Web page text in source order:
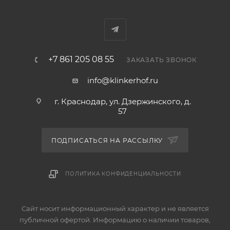
+7 861 205 08 55 ЗАКАЗАТЬ ЗВОНОК
info@klinkerhof.ru
г. Краснодар, ул. Дзержинского, д.
57
ПОДПИСАТЬСЯ НА РАССЫЛКУ
ПОЛИТИКА КОНФИДЕНЦИАЛЬНОСТИ
Сайт носит информационный характер и не является
публичной офертой. Информацию о наличии товаров,